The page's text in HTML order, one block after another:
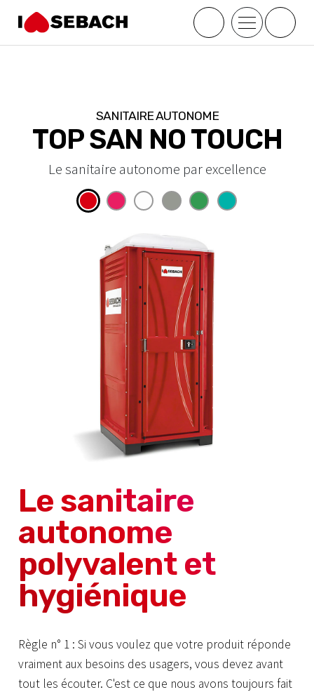
SANITAIRE AUTONOME
TOP SAN NO TOUCH
Le sanitaire autonome par excellence
Le sanitaire
autonome
polyvalent et
hygiénique
Règle n° 1 : Si vous voulez que votre produit réponde
vraiment aux besoins des usagers, vous devez avant
tout les écouter. C'est ce que nous avons toujours fait